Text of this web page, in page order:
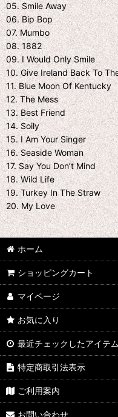
05. Smile Away
06. Bip Bop
07. Mumbo
08. 1882
09. I Would Only Smile
10. Give Ireland Back To
11. Blue Moon Of Kentucky
12. The Mess
13. Best Friend
14. Soily
15. I Am Your Singer
16. Seaside Woman
17. Say You Don’t Mind
18. Wild Life
19. Turkey In The Straw
20. My Love
ホーム
ショッピングカート
マイページ
お気に入り
最近チェックしたアイテム
特定商取引法表示
ご利用案内
お問い合わせ